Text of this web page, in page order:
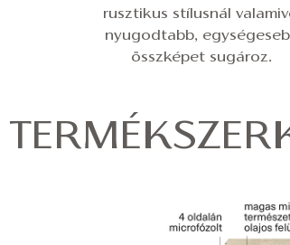
rusztikus stílusnál
nyugodtabb,
összképet sugároz.